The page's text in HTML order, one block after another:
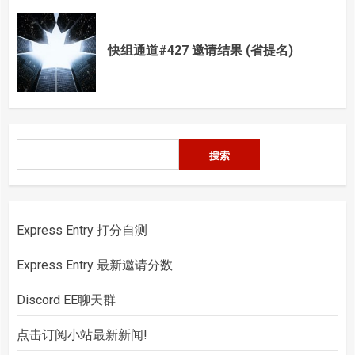
快组通道#427 邀请结果 (省提名)
索
搜索
Express Entry 打分自测
Express Entry 最新邀请分数
Discord EE聊天群
点击订阅小站最新新闻!